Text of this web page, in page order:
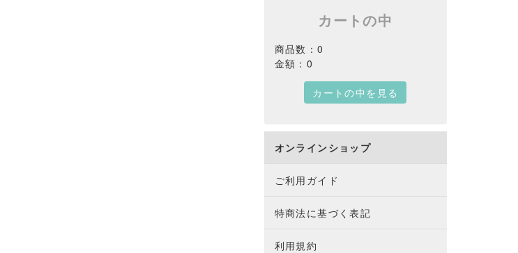
カートの中
商品数：0
金額：0
カートの中を見る
オンラインショップ
ご利用ガイド
特商法に基づく表記
利用規約